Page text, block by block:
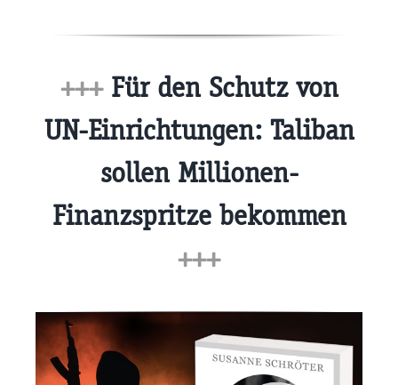
+++Für den Schutz von
UN-Einrichtungen: Taliban
sollen Millionen-
Finanzspritze bekommen
+++